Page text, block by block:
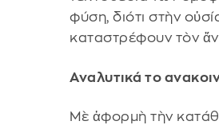
φύση, διότι στὴν
καταστρέφουν τὸν
Αναλυτικά το
Μὲ ἀφορμὴ τὴν